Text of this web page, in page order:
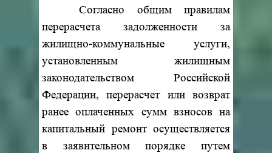
Согласно общим правилам
перерасчета задолженности за
жилищно-коммунальные услуги,
установленным жилищным
законодательством Российской
Федерации, перерасчет или возврат
ранее оплаченных сумм взносов на
капитальный ремонт осуществляется
в заявительном порядке путем